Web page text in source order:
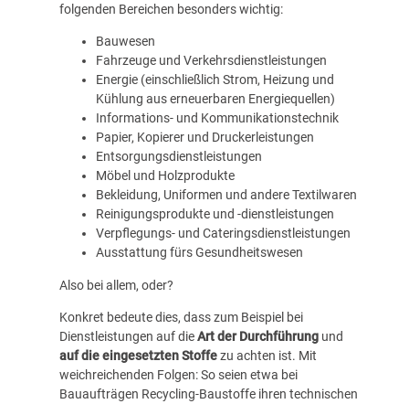
folgenden Bereichen besonders wichtig:
Bauwesen
Fahrzeuge und Verkehrsdienstleistungen
Energie (einschließlich Strom, Heizung und
Kühlung aus erneuerbaren Energiequellen)
Informations- und Kommunikationstechnik
Papier, Kopierer und Druckerleistungen
Entsorgungsdienstleistungen
Möbel und Holzprodukte
Bekleidung, Uniformen und andere Textilwaren
Reinigungsprodukte und -dienstleistungen
Verpflegungs- und Cateringsdienstleistungen
Ausstattung fürs Gesundheitswesen
Also bei allem, oder?
Konkret bedeute dies, dass zum Beispiel bei
Dienstleistungen auf dieArt der Durchführungund
auf die eingesetzten Stoffezu achten ist. Mit
weichreichenden Folgen: So seien etwa bei
Bauaufträgen Recycling-Baustoffe ihren technischen